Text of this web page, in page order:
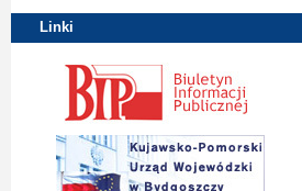
Linki